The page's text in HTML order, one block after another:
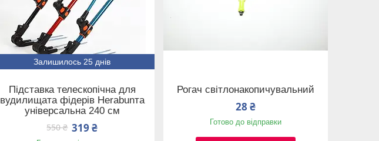
Залишилось 25 днів
Підставка телескопічна для
вудилищата фідерів Herabunта
універсальна 240 см
550 ₴ 319 ₴
Рогач світлонакопичувальний
28 ₴
Готово до відправки